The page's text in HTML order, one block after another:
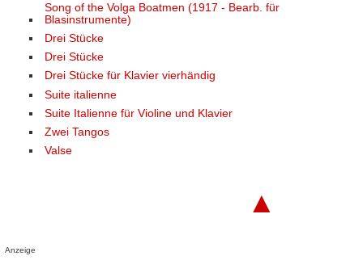
Song of the Volga Boatmen (1917 - Bearb. für
Blasinstrumente)
Drei Stücke
Drei Stücke
Drei Stücke für Klavier vierhändig
Suite italienne
Suite Italienne für Violine und Klavier
Zwei Tangos
Valse
▲
Anzeige